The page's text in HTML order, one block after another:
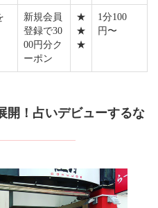
新規会員
登録で30
00円分ク
ーポン
★
★
★
1分100
円〜
開！占いデビューするな